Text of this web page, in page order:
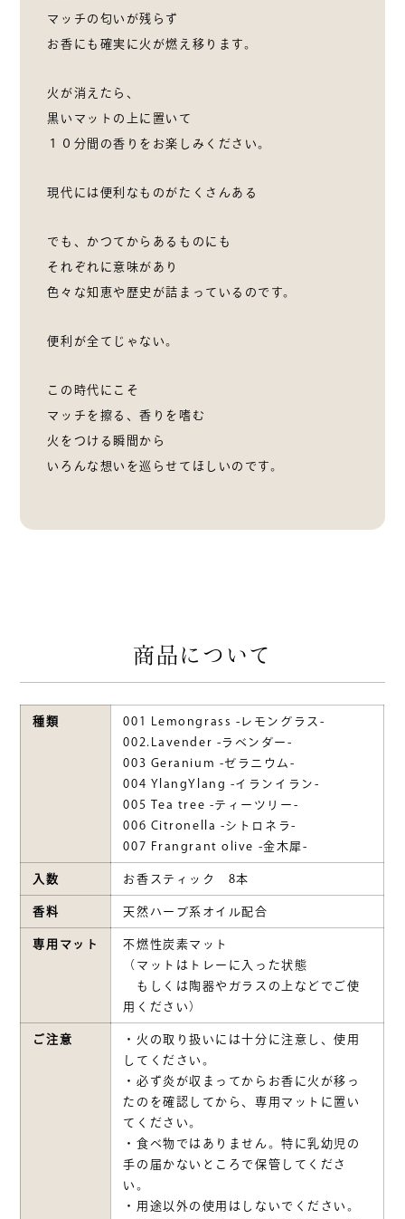
マッチの匂いが残らず
お香にも確実に火が燃え移ります。
火が消えたら、
黒いマットの上に置いて
１０分間の香りをお楽しみください。
現代には便利なものがたくさんある
でも、かつてからあるものにも
それぞれに意味があり
色々な知恵や歴史が詰まっているのです。
便利が全てじゃない。
この時代にこそ
マッチを擦る、香りを嗜む
火をつける瞬間から
いろんな想いを巡らせてほしいのです。
商品について
種類
001 Lemongrass -レモングラス-
002.Lavender -ラベンダー-
003 Geranium -ゼラニウム-
004 YlangYlang -イランイラン-
005 Tea tree -ティーツリー-
006 Citronella -シトロネラ-
007 Frangrant olive -金木犀-
入数 お香スティック 8本
香料 天然ハーブ系オイル配合
専用マット
不燃性炭素マット
（マットはトレーに入った状態
もしくは陶器やガラスの上などでご使
用ください）
ご注意
・火の取り扱いには十分に注意し、使用
してください。
・必ず炎が収まってからお香に火が移っ
たのを確認してから、専用マットに置い
てください。
・食べ物ではありません。特に乳幼児の
手の届かないところで保管してくださ
い。
・用途以外の使用はしないでください。